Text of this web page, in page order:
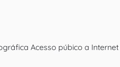
Acesso púbico a